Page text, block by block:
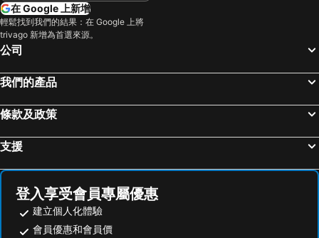
在 Google 上新增
輕鬆找到我們的結果：在 Google 上將
trivago 新增為首選來源。
公司
我們的產品
條款及政策
支援
登入享受會員專屬優惠
建立個人化體驗
會員優惠和會員價